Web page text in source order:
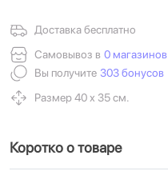
Доставка бесплатно
Самовывоз в 0 магазинов
Вы получите 303 бонусов
Размер 40 х 35 см.
Коротко о товаре